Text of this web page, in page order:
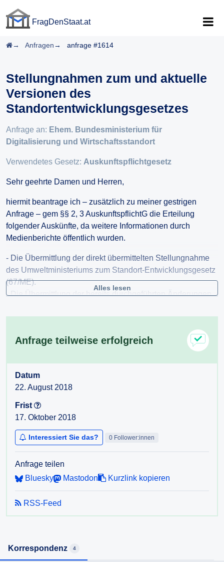
FragDenStaat.at
Startseite
Anfragen anfrage #1614
Stellungnahmen zum und aktuelle
Versionen des
Standortentwicklungsgesetzes
Anfrage an: Ehem. Bundesministerium für
Digitalisierung und Wirtschaftsstandort
Verwendetes Gesetz: Auskunftspflichtgesetz
Sehr geehrte Damen und Herren,
hiermit beantrage ich – zusätzlich zu meiner gestrigen
Anfrage – gem §§ 2, 3 AuskunftspflichtG die Erteilung
folgender Auskünfte, da weitere Informationen durch
Medienberichte öffentlich wurden.
- Die Übermittlung der direkt übermittelten Stellungnahme
des Umweltministeriums zum Standort-Entwicklungsgesetz
(67/ME).
- Die Übermittlung der bereits durchgeführten Änderungen
dem Stand 21. August 2018 (Mittags).
- Die Übermittlung der bereits durchgeführten Änderungen
am Entwurf des Standort-Entwicklungsgesetz (67/ME), die
Justizministeriums durch die Wiener Zeitung).
Gerne dürfen Sie die vorliegende Anfrage vor meiner
Ich weise darauf hin, dass ich diese Anfrage in meiner Rolle
als "Government Watchdog" stelle (vgl. VwGH Ra
2017/03/0083­10 – in dem auch geurteilt wird, dass Zugang
Anfrage "geboten" ist). Außerdem sind laut § 3
Auskunftspflichtsgesetz Auskünfte "ohne unnötigen
AuskunftspflichtG.
Alles lesen
Anfrage teilweise erfolgreich
Datum
22. August 2018
Frist
17. Oktober 2018
Interessiert Sie das? 0 Follower:innen
Anfrage teilen
Bluesky
Mastodon Kurzlink kopieren
RSS-Feed
Korrespondenz 4